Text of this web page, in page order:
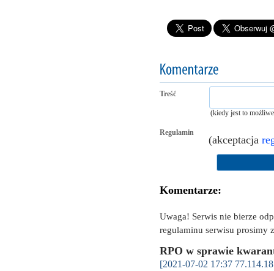
Treść
(kiedy jest to
Regulamin
(akceptacja
Komentarze:
Uwaga! Serwis nie bierze
regulaminu serwisu prosimy
RPO w sprawie
[2021-07-02 17:37